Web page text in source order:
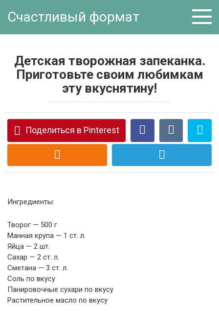
Счастливый формат
Детская творожная запеканка.
Приготовьте своим любимкам
эту вкуснятину!
Поделиться в Pinterest
Ингредиенты:
Творог — 500 г
Манная крупа — 1 ст. л.
Яйца — 2 шт.
Сахар — 2 ст. л.
Сметана — 3 ст. л.
Соль по вкусу
Панировочные сухари по вкусу
Растительное масло по вкусу